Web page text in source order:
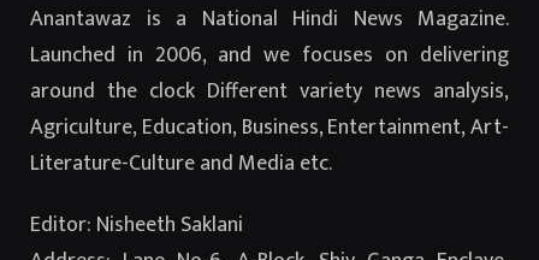
Anantawaz is a National Hindi News Magazine.
Launched in 2006, and we focuses on delivering
around the clock Different variety news analysis,
Agriculture, Education, Business, Entertainment, Art-
Literature-Culture and Media etc.
Editor: Nisheeth Saklani